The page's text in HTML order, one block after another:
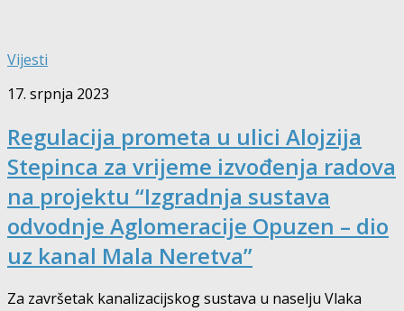
Vijesti
17. srpnja 2023
Regulacija prometa u ulici Alojzija
Stepinca za vrijeme izvođenja radova
na projektu “Izgradnja sustava
odvodnje Aglomeracije Opuzen – dio
uz kanal Mala Neretva”
Za završetak kanalizacijskog sustava u naselju Vlaka